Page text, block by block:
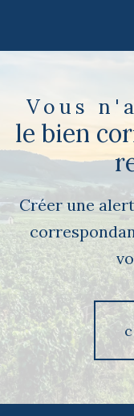
Vous
le bien
Créer une